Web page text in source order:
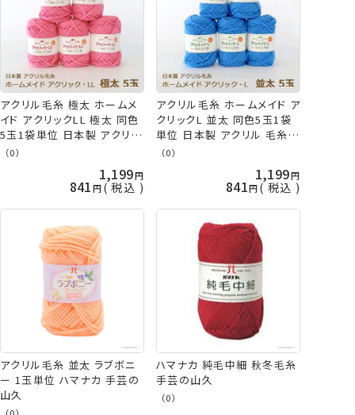
アクリル毛糸 極太 ホームメ
イド アクリックLL 極太 同色
5玉1袋単位 日本製 アクリル
毛糸 hama ハマナカ 手芸の
（0）
1,199
841 税込
アクリル毛糸 ホームメイド ア
クリックL 並太 同色5玉1袋
単位 日本製 アクリル 毛糸
ハマナカ 手芸の山久
（0）
1,199
841 税込
アクリル毛糸 並太 ラブボニ
ー 1玉単位 ハマナカ 手芸の
山久
ハマナカ 純毛中細 秋冬毛糸
手芸の山久
（0）